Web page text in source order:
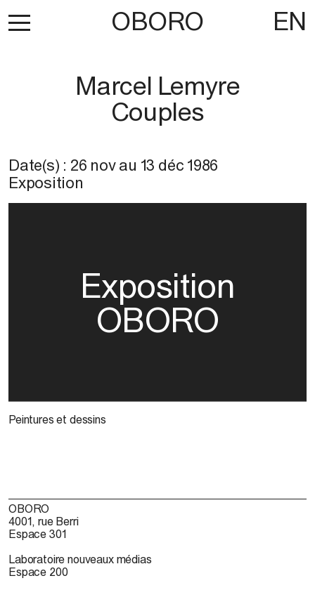
OBORO EN
Marcel Lemyre
Couples
Date(s) : 26 novau 13 déc 1986
Exposition
Exposition
OBORO
Peintures et dessins
OBORO
4001, rue Berri
Espace 301
Laboratoire nouveaux médias
Espace 200